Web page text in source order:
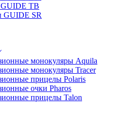
TB
GUIDE SR
монокуляры Aquila
монокуляры Tracer
прицелы Polaris
очки Pharos
прицелы Talon